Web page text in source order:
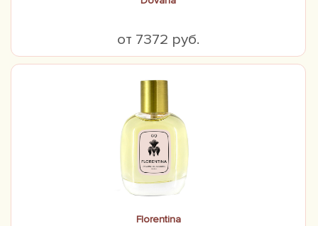
от 7372 руб.
Florentina